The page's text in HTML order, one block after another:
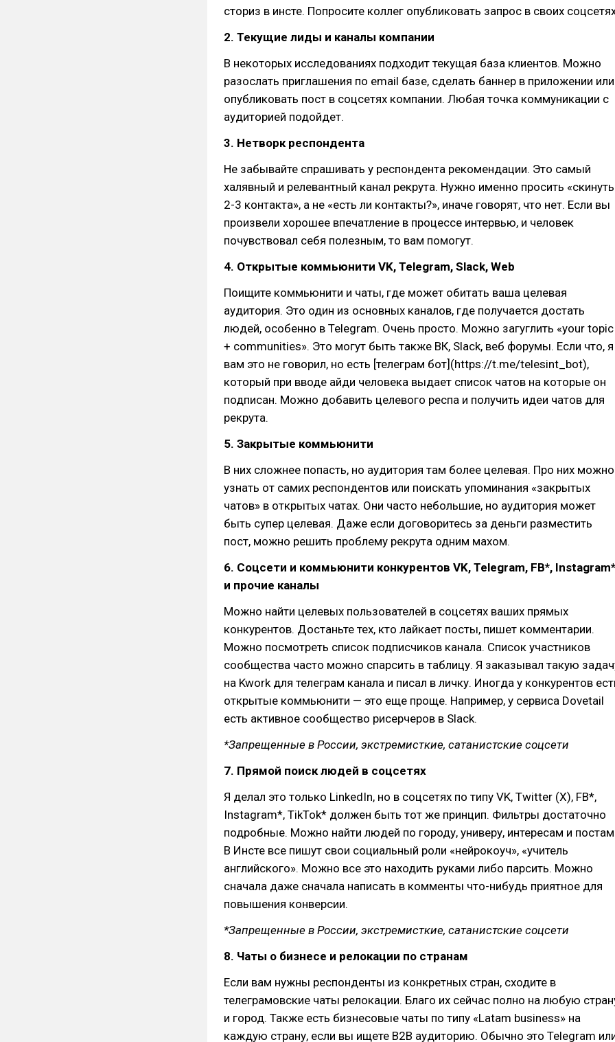
сториз в инсте. Попросите коллег опубликовать запрос в своих
2. Текущие лиды и каналы компании
В некоторых исследованиях подходит текущая база клиентов. Можно
разослать приглашения по email базе, сделать баннер в приложении или
опубликовать пост в соцсетях компании. Любая точка коммуникации с
аудиторией подойдет.
3. Нетворк респондента
Не забывайте спрашивать у респондента рекомендации. Это самый
халявный и релевантный канал рекрута. Нужно именно просить «скинуть
2-3 контакта», а не «есть ли контакты?», иначе говорят, что нет. Если вы
произвели хорошее впечатление в процессе интервью, и человек
почувствовал себя полезным, то вам помогут.
4. Открытые коммьюнити VK, Telegram, Slack, Web
Поищите коммьюнити и чаты, где может обитать ваша целевая
аудитория. Это один из основных каналов, где получается достать
людей, особенно в Telegram. Очень просто. Можно загуглить «your topic
+ communities». Это могут быть также ВК, Slack, веб форумы. Если что, я
вам это не говорил, но есть [телеграм бот](https://t.me/telesint_bot),
который при вводе айди человека выдает список чатов на которые он
подписан. Можно добавить целевого респа и получить идеи чатов для
рекрута.
5. Закрытые коммьюнити
В них сложнее попасть, но аудитория там более целевая. Про них можно
узнать от самих респондентов или поискать упоминания «закрытых
чатов» в открытых чатах. Они часто небольшие, но аудитория может
быть супер целевая. Даже если договоритесь за деньги разместить
пост, можно решить проблему рекрута одним махом.
6. Соцсети и коммьюнити конкурентов VK, Telegram, FB*, Instagram*
и прочие каналы
Можно найти целевых пользователей в соцсетях ваших прямых
конкурентов. Достаньте тех, кто лайкает посты, пишет комментарии.
Можно посмотреть список подписчиков канала. Список участников
сообщества часто можно спарсить в таблицу. Я заказывал такую
на Kwork для телеграм канала и писал в личку. Иногда у конкурентов
открытые коммьюнити — это еще проще. Например, у сервиса Dovetail
есть активное сообщество рисерчеров в Slack.
*Запрещенные в России, экстремисткие, сатанистские соцсети
7. Прямой поиск людей в соцсетях
Я делал это только LinkedIn, но в соцсетях по типу VK, Twitter (X), FB*,
Instagram*, TikTok* должен быть тот же принцип. Фильтры достаточно
подробные. Можно найти людей по городу, универу, интересам и
В Инсте все пишут свои социальный роли «нейрокоуч», «учитель
английского». Можно все это находить руками либо парсить. Можно
сначала даже сначала написать в комменты что-нибудь приятное для
повышения конверсии.
*Запрещенные в России, экстремисткие, сатанистские соцсети
8. Чаты о бизнесе и релокации по странам
Если вам нужны респонденты из конкретных стран, сходите в
телеграмовские чаты релокации. Благо их сейчас полно на любую
и город. Также есть бизнесовые чаты по типу «Latam business» на
каждую страну, если вы ищете B2B аудиторию. Обычно это Telegram